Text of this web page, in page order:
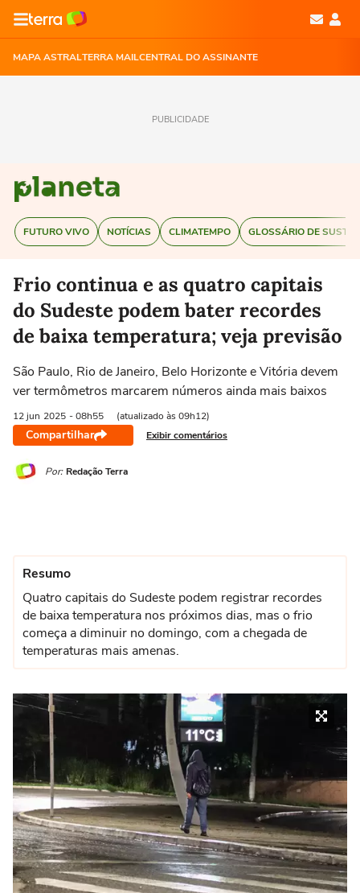
MAPA ASTRALTERRA MAILCENTRAL DO ASSINANTE
PUBLICIDADE
FUTURO VIVO NOTÍCIAS CLIMATEMPO GLOSSÁRIO DE
Frio continua e as quatro capitais
do Sudeste podem bater recordes
de baixa temperatura; veja previsão
São Paulo, Rio de Janeiro, Belo Horizonte e Vitória devem
ver termômetros marcarem números ainda mais baixos
12 jun 2025 - 08h55 (atualizado às 09h12)
Compartilhar Exibir comentários
Por: Redação Terra
Resumo
Quatro capitais do Sudeste podem registrar recordes
de baixa temperatura nos próximos dias, mas o frio
começa a diminuir no domingo, com a chegada de
temperaturas mais amenas.